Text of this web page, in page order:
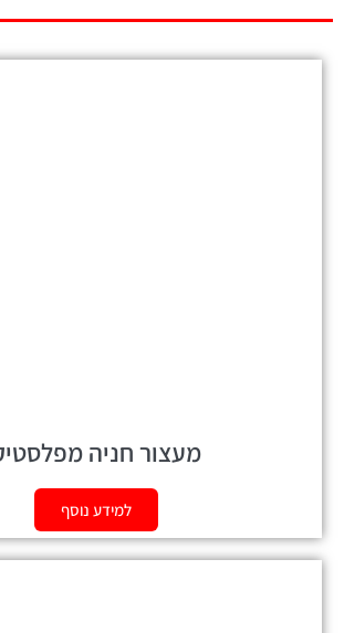
מעצור חניה
למידע נוסף